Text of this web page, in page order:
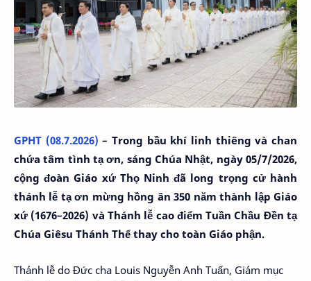
GPHT (08.7.2026) – Trong bầu khí linh thiêng và chan
chứa tâm tình tạ ơn, sáng Chúa Nhật, ngày 05/7/2026,
cộng đoàn Giáo xứ Thọ Ninh đã long trọng cử hành
thánh lễ tạ ơn mừng hồng ân 350 năm thành lập Giáo
xứ (1676–2026) và Thánh lễ cao điểm Tuần Chầu Đền tạ
Chúa Giêsu Thánh Thể thay cho toàn Giáo phận.
Thánh lễ do Đức cha Louis Nguyễn Anh Tuấn, Giám mục